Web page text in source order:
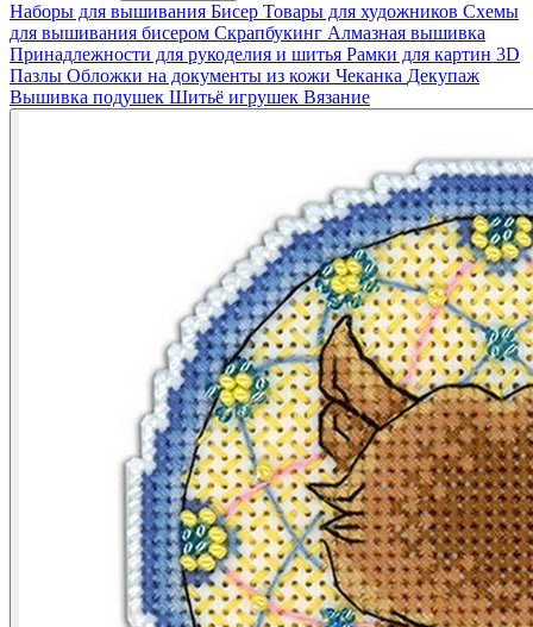
Наборы для вышивания Бисер Товары для художников Схемы
для вышивания бисером Скрапбукинг Алмазная вышивка
Принадлежности для рукоделия и шитья Рамки для картин 3D
Пазлы Обложки на документы из кожи Чеканка Декупаж
Вышивка подушек Шитьё игрушек Вязание